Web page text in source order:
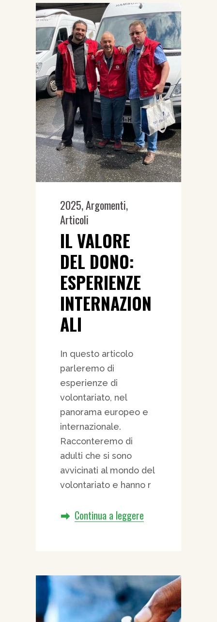
2025,Argomenti,
Articoli
IL VALORE
DEL DONO:
ESPERIENZE
INTERNAZION
ALI
In questo articolo
parleremo di
esperienze di
volontariato, nel
panorama europeo e
internazionale.
Racconteremo di
adulti che si sono
avvicinati al mondo del
volontariato e hanno r
Continua a leggere